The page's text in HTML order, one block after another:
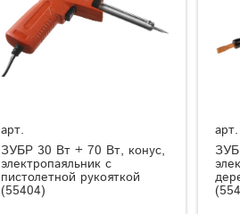
арт.
ЗУБР 30 Вт + 70 Вт, конус,
электропаяльник с
пистолетной рукояткой
(55404)
арт.